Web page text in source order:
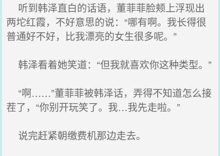
听到韩泽直白的话语，董菲菲脸颊上浮现出
两坨红霞，不好意思的说：“哪有啊。我长得很
普通好不好，比我漂亮的女生很多呢。”
韩泽看着她笑道：“但我就喜欢你这种类型。”
“啊……”董菲菲被韩泽话，弄得不知道怎么接
茬了，“你别开玩笑了。我…我先走啦。”
说完赶紧朝缴费机那边走去。